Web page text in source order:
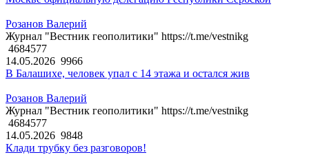
Розанов Валерий
Журнал "Вестник геополитики" https://t.me/vestnikg
4684577
14.05.2026 9966
В Балашихе, человек упал с 14 этажа и остался жив
Розанов Валерий
Журнал "Вестник геополитики" https://t.me/vestnikg
4684577
14.05.2026 9848
Клади трубку без разговоров!